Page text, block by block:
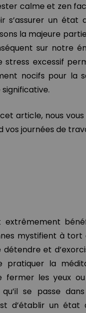
calme et zen
s’assurer un état
la majeure
sur notre
stress excessif
nocifs pour la
article, nous
vos journées de
extrêmement
mystifient à
et
pratiquer la
fermer les yeux
se passe
d’établir un état